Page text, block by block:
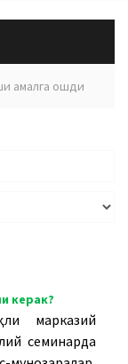
амалга ошди
керак?
марказий
семинарда